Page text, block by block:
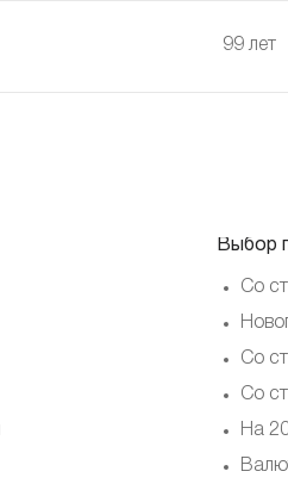
99 лет
Выбор
Со
Со
Со
На